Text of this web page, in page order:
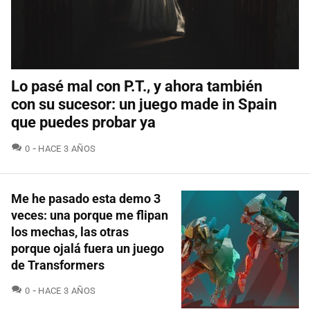
Lo pasé mal con P.T., y ahora también
con su sucesor: un juego made in Spain
que puedes probar ya
0 COMENTARIOS
HACE 3 AÑOS
Me he pasado esta demo 3
veces: una porque me flipan
los mechas, las otras
porque ojalá fuera un juego
de Transformers
0 COMENTARIOS
HACE 3 AÑOS